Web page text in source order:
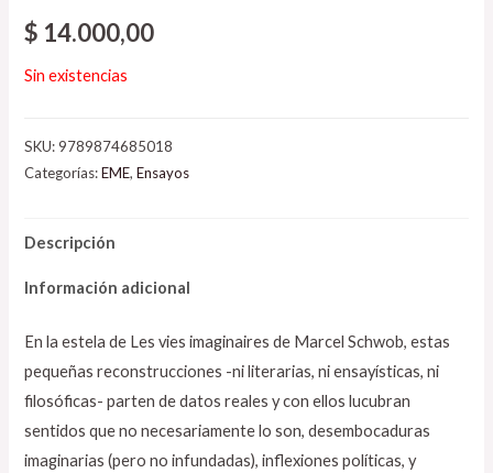
$ 14.000,00
Sin existencias
SKU:9789874685018
Categorías:EME,Ensayos
Descripción
Información adicional
En la estela de Les vies imaginaires de Marcel Schwob, estas
pequeñas reconstrucciones -ni literarias, ni ensayísticas, ni
filosóficas- parten de datos reales y con ellos lucubran
sentidos que no necesariamente lo son, desembocaduras
imaginarias (pero no infundadas), inflexiones políticas, y